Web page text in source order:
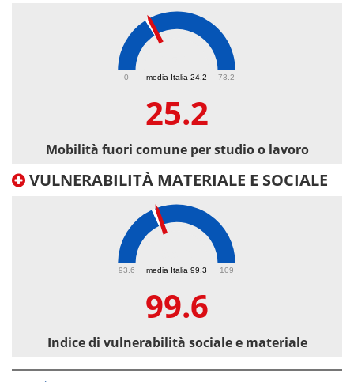
media Italia 24.2
0 73.2
25.2
Mobilità fuori comune per studio o lavoro
VULNERABILITÀ MATERIALE E SOCIALE
media Italia 99.3
93.6 109
99.6
Indice di vulnerabilità sociale e materiale